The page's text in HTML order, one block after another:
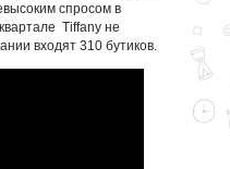
спросом в
Tiffany не
входят 310 бутиков.